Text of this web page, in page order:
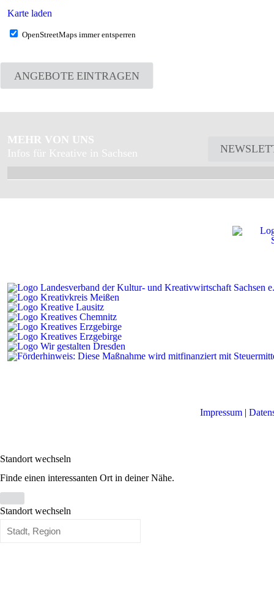
Karte laden
OpenStreetMaps immer entsperren
ANGEBOTE EINTRAGEN
MEHR VON UNS
Infos für Kreative in Sachsen
Impressum |
Standort wechseln
Finde einen interessanten Ort in deiner Nähe.
Standort wechseln